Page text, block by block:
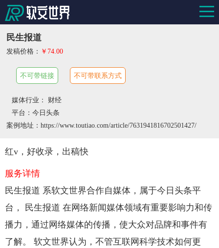
民生报道
发稿价格： ￥74.00
不可带链接 不可带联系方式
媒体行业： 财经
平台：今日头条
案例地址：https://www.toutiao.com/article/7631941816702501427/
红v，好收录，出稿快
服务详情
民生报道 系软文世界合作自媒体，属于今日头条平
台， 民生报道 在网络新闻媒体领域有重要影响力和传
播力，通过网络媒体的传播，使大众对品牌和事件有
了解。 软文世界认为，不管互联网科学技术如何更